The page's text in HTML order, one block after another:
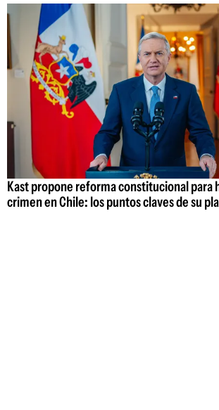
Kast propone reforma constitucional para
crimen en Chile: los puntos claves de su